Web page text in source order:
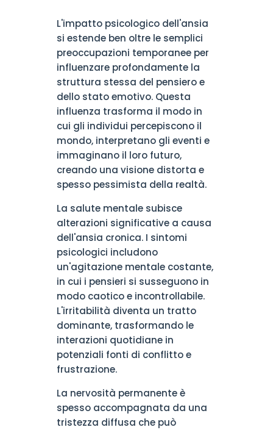
L'impatto psicologico dell'ansia
si estende ben oltre le semplici
preoccupazioni temporanee per
influenzare profondamente la
struttura stessa del pensiero e
dello stato emotivo. Questa
influenza trasforma il modo in
cui gli individui percepiscono il
mondo, interpretano gli eventi e
immaginano il loro futuro,
creando una visione distorta e
spesso pessimista della realtà.
La salute mentale subisce
alterazioni significative a causa
dell'ansia cronica. I sintomi
psicologici includono
un'agitazione mentale costante,
in cui i pensieri si susseguono in
modo caotico e incontrollabile.
L'irritabilità diventa un tratto
dominante, trasformando le
interazioni quotidiane in
potenziali fonti di conflitto e
frustrazione.
La nervosità permanente è
spesso accompagnata da una
tristezza diffusa che può